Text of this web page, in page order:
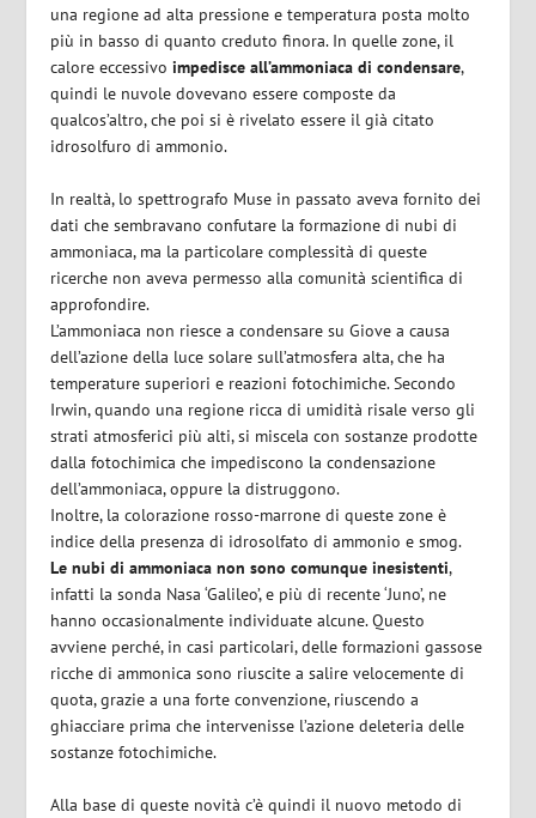
una regione ad alta pressione e temperatura posta molto
più in basso di quanto creduto finora. In quelle zone, il
calore eccessivoimpedisce all’ammoniaca di condensare,
quindi le nuvole dovevano essere composte da
qualcos’altro, che poi si è rivelato essere il già citato
idrosolfuro di ammonio.
In realtà, lo spettrografo Muse in passato aveva fornito dei
dati che sembravano confutare la formazione di nubi di
ammoniaca, ma la particolare complessità di queste
ricerche non aveva permesso alla comunità scientifica di
approfondire.
L’ammoniaca non riesce a condensare su Giove a causa
dell’azione della luce solare sull’atmosfera alta, che ha
temperature superiori e reazioni fotochimiche. Secondo
Irwin, quando una regione ricca di umidità risale verso gli
strati atmosferici più alti, si miscela con sostanze prodotte
dalla fotochimica che impediscono la condensazione
dell’ammoniaca, oppure la distruggono.
Inoltre, la colorazione rosso-marrone di queste zone è
indice della presenza di idrosolfato di ammonio e smog.
Le nubi di ammoniaca non sono comunque inesistenti,
infatti la sonda Nasa ‘Galileo’, e più di recente ‘Juno’, ne
hanno occasionalmente individuate alcune. Questo
avviene perché, in casi particolari, delle formazioni gassose
ricche di ammonica sono riuscite a salire velocemente di
quota, grazie a una forte convenzione, riuscendo a
ghiacciare prima che intervenisse l’azione deleteria delle
sostanze fotochimiche.
Alla base di queste novità c’è quindi il nuovo metodo di